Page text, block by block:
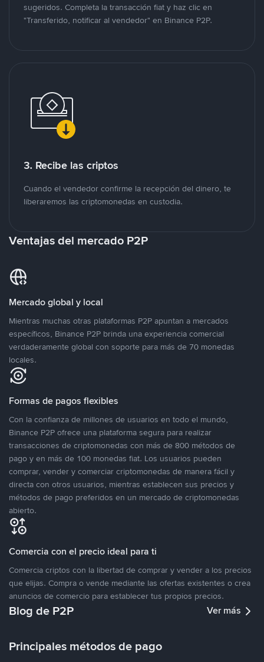
sugeridos. Completa la transacción fiat y haz clic en
"Transferido, notificar al vendedor" en Binance P2P.
3. Recibe las criptos
Cuando el vendedor confirme la recepción del dinero, te
liberaremos las criptomonedas en custodia.
Ventajas del mercado P2P
Mercado global y local
Mientras muchas otras plataformas P2P apuntan a mercados
específicos, Binance P2P brinda una experiencia comercial
verdaderamente global con soporte para más de 70 monedas
locales.
Formas de pagos flexibles
Con la confianza de millones de usuarios en todo el mundo,
Binance P2P ofrece una plataforma segura para realizar
transacciones de criptomonedas con más de 800 métodos de
pago y en más de 100 monedas fiat. Los usuarios pueden
comprar, vender y comerciar criptomonedas de manera fácil y
directa con otros usuarios, mientras establecen sus precios y
métodos de pago preferidos en un mercado de criptomonedas
abierto.
Comercia con el precio ideal para ti
Comercia criptos con la libertad de comprar y vender a los precios
que elijas. Compra o vende mediante las ofertas existentes o crea
anuncios de comercio para establecer tus propios precios.
Blog de P2P Ver más
Principales métodos de pago